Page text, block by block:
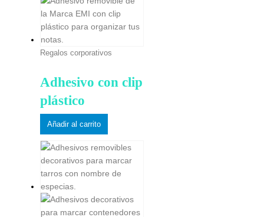
Regalos corporativos
Adhesivo con clip
plástico
Añadir al carrito